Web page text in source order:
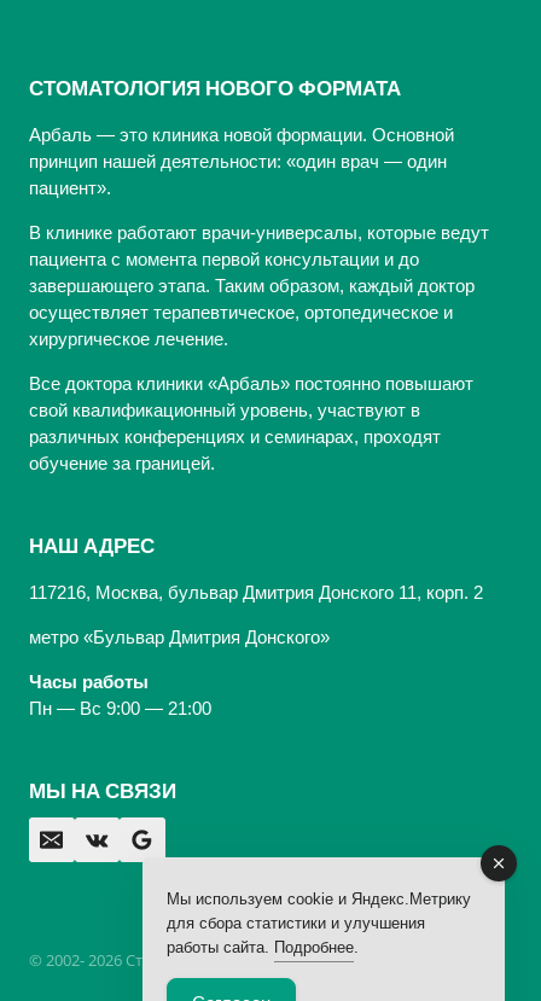
СТОМАТОЛОГИЯ НОВОГО ФОРМАТА
Арбаль — это клиника новой формации. Основной
принцип нашей деятельности: «один врач — один
пациент».
В клинике работают врачи-универсалы, которые ведут
пациента с момента первой консультации и до
завершающего этапа. Таким образом, каждый доктор
осуществляет терапевтическое, ортопедическое и
хирургическое лечение.
Все доктора клиники «Арбаль» постоянно повышают
свой квалификационный уровень, участвуют в
различных конференциях и семинарах, проходят
обучение за границей.
НАШ АДРЕС
117216, Москва, бульвар Дмитрия Донского 11, корп. 2
метро «Бульвар Дмитрия Донского»
Часы работы
Пн — Вс 9:00 — 21:00
МЫ НА СВЯЗИ
© 2002- 2026 Стоматологическая Клиника «Арбаль»,
Мы используем cookie и Яндекс.Метрику
для сбора статистики и улучшения
работы сайта. Подробнее.